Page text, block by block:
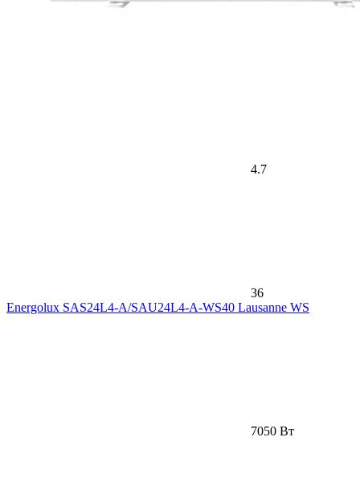
4.7
36
Energolux SAS24L4-A/SAU24L4-A-WS40 Lausanne WS
7050 Вт